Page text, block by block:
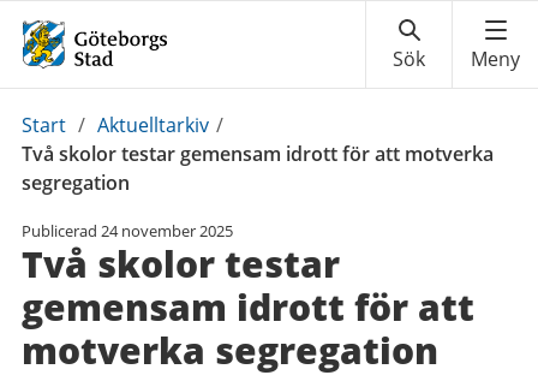
Du
är
här:
Start / Aktuelltarkiv /
Två skolor testar gemensam idrott för att motverka
segregation
Publicerad 24 november 2025
Två skolor testar
gemensam idrott för att
motverka segregation